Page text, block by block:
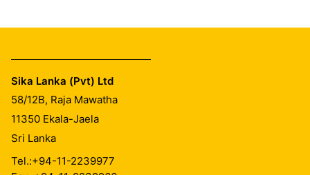
Sika Lanka (Pvt) Ltd
58/12B, Raja Mawatha
11350 Ekala-Jaela
Sri Lanka
Tel.:+94-11-2239977